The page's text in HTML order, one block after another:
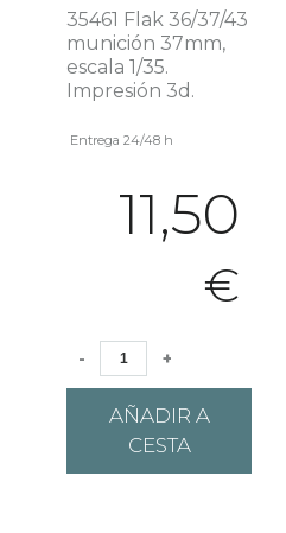
35461 Flak 36/37/43
munición 37mm,
escala 1/35.
Impresión 3d.
Entrega 24/48 h
11,50
€
- +
AÑADIR A
CESTA